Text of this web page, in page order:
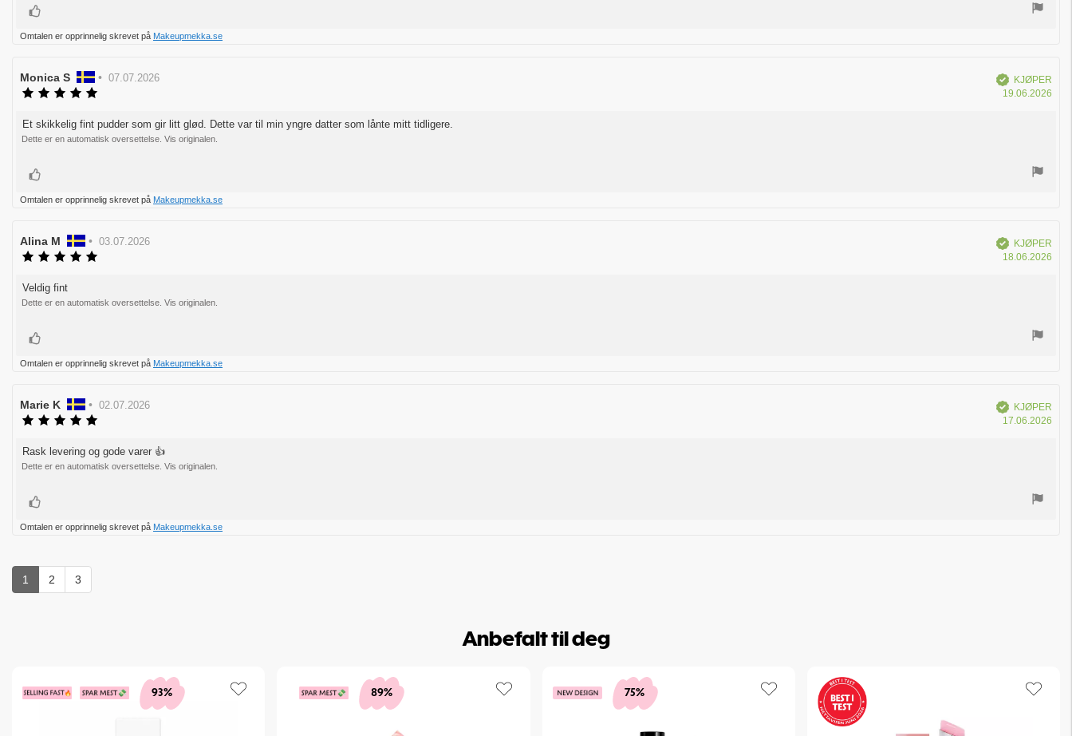
Liker
Omtalen er opprinnelig skrevet på Makeupmekka.se
Forfatter:
Monica S • Omtaledato:
07.07.2026
5
mulige
Verifisert
KJØPER
19.06.2026
Omtaletekst:
Et skikkelig fint pudder som gir litt glød. Dette var til min yngre datter som lånte mitt tidligere.
Dette er en automatisk oversettelse. Vis originalen.
Liker
Omtalen er opprinnelig skrevet på Makeupmekka.se
Forfatter:
Alina M • Omtaledato:
03.07.2026
mulige
Verifisert
KJØPER
18.06.2026
Omtaletekst:
Veldig fint
Dette er en automatisk oversettelse. Vis originalen.
Liker
Omtalen er opprinnelig skrevet på Makeupmekka.se
Forfatter:
Marie K • Omtaledato:
02.07.2026
5
mulige
Verifisert
KJØPER
17.06.2026
Omtaletekst:
Rask levering og gode varer 👍
Dette er en automatisk oversettelse. Vis originalen.
Liker
Omtalen er opprinnelig skrevet på Makeupmekka.se
1 2 3
Anbefalt til deg
93% 89% 75%